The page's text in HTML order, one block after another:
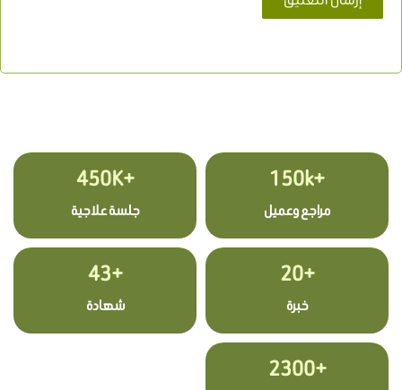
+150k
مراجع وعميل
+450K
جلسة علاجية
+20
خبرة
+43
شهادة
+2300